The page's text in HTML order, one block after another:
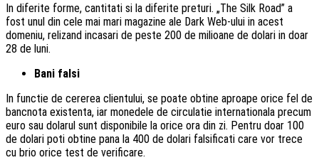
In diferite forme, cantitati si la diferite preturi. „The Silk Road” a
fost unul din cele mai mari magazine ale Dark Web-ului in acest
domeniu, relizand incasari de peste 200 de milioane de dolari in doar
28 de luni.
Bani falsi
In functie de cererea clientului, se poate obtine aproape orice fel de
bancnota existenta, iar monedele de circulatie internationala precum
euro sau dolarul sunt disponibile la orice ora din zi. Pentru doar 100
de dolari poti obtine pana la 400 de dolari falsificati care vor trece
cu brio orice test de verificare.